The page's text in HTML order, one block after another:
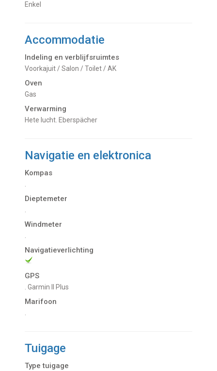
Enkel
Accommodatie
Indeling en verblijfsruimtes
Voorkajuit / Salon / Toilet / AK
Oven
Gas
Verwarming
hete lucht. Eberspächer
Navigatie en elektronica
Kompas
Dieptemeter
Windmeter
Navigatieverlichting
GPS
. Garmin II Plus
Marifoon
Tuigage
Type tuigage